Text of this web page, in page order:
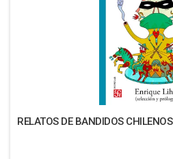
RELATOS DE BANDIDOS CHILENOS